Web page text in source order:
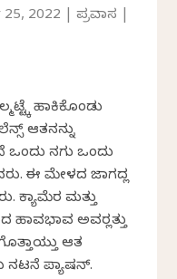
25, 2022 |ಪ್ರವಾಸ
ಹಾಕಿಕೊಂಡು
ಆತನನ್ನು
ಒಂದು ನಗು ಒಂದು
ಈ ಮೇಳದ ಜಾಗದಲ್ಲಿ
ಕ್ಯಾಮೆರ ಮತ್ತು
ಅವರಲ್ಲಿತ್ತು
ಆತ
ಪ್ಯಾಷನ್.